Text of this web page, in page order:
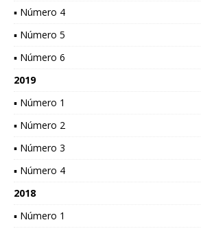
▪ Número 4
▪ Número 5
▪ Número 6
2019
▪ Número 1
▪ Número 2
▪ Número 3
▪ Número 4
2018
▪ Número 1